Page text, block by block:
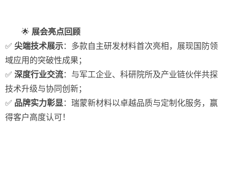
🌟 展会亮点回顾
✅ 尖端技术展示：多款自主研发材料首次亮相，展现国防领
域应用的突破性成果；
✅ 深度行业交流：与军工企业、科研院所及产业链伙伴共探
技术升级与协同创新；
✅ 品牌实力彰显 ：瑞蒙新材料以卓越品质与定制化服务，赢
得客户高度认可！